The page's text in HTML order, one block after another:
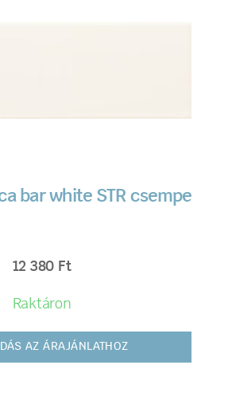
bar white STR csempe
12 380 Ft
Raktáron
AZ ÁRAJÁNLATHOZ